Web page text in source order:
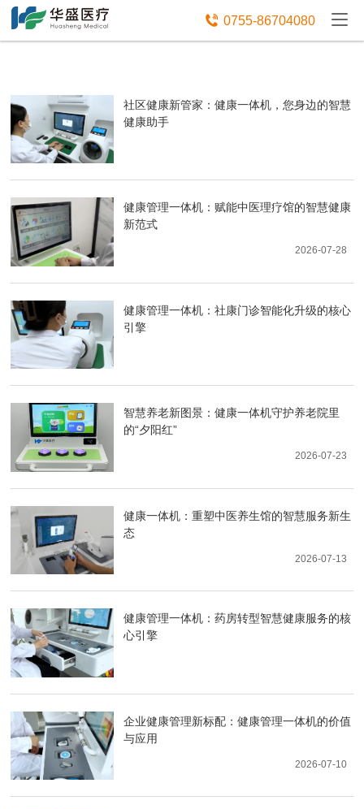
 0755-86704080
社区健康新管家：健康一体机，您身边的智慧
健康助手
健康管理一体机：赋能中医理疗馆的智慧健康
新范式
2026-07-28
健康管理一体机：社康门诊智能化升级的核心
引擎
智慧养老新图景：健康一体机守护养老院里
的“夕阳红”
2026-07-23
健康一体机：重塑中医养生馆的智慧服务新生
态
2026-07-13
健康管理一体机：药房转型智慧健康服务的核
心引擎
企业健康管理新标配：健康管理一体机的价值
与应用
2026-07-10